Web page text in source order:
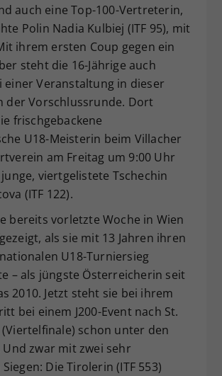
auch eine Top-100-Vertreterin,
Polin Nadia Kulbiej (ITF 95), mit
ihrem ersten Coup gegen ein
steht die 16-Jährige auch
einer Veranstaltung in dieser
der Vorschlussrunde. Dort
frischgebackene
U18-Meisterin beim Villacher
am Freitag um 9:00 Uhr
junge, viertgelistete Tschechin
(ITF 122).
bereits vorletzte Woche in Wien
als sie mit 13 Jahren ihren
U18-Turniersieg
– als jüngste Österreicherin seit
2010. Jetzt steht sie bei ihrem
bei einem J200-Event nach St.
(Viertelfinale) schon unter den
zwar mit zwei sehr
Die Tirolerin (ITF 553)